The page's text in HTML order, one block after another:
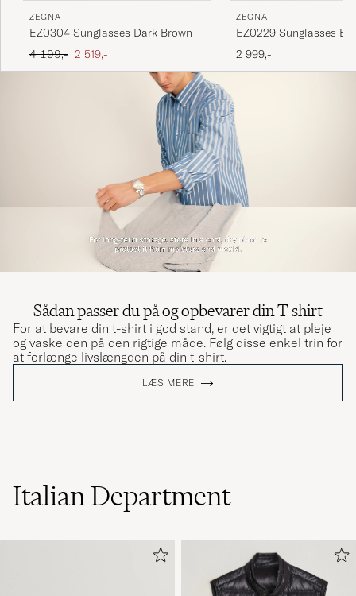
ZEGNA
EZ0304 Sunglasses Dark Brown
Ordinary pris
4 199,- Nedsat pris
2 519,-
ZEGNA
EZ0229 Sunglasses
2 999,-
Sådan passer du på og opbevarer din T-shirt
For at bevare din t-shirt i god stand, er det vigtigt at pleje
og vaske den på den rigtige måde. Følg disse enkel trin for
at forlænge livslængden på din t-shirt.
LÆS MERE
Italian Department